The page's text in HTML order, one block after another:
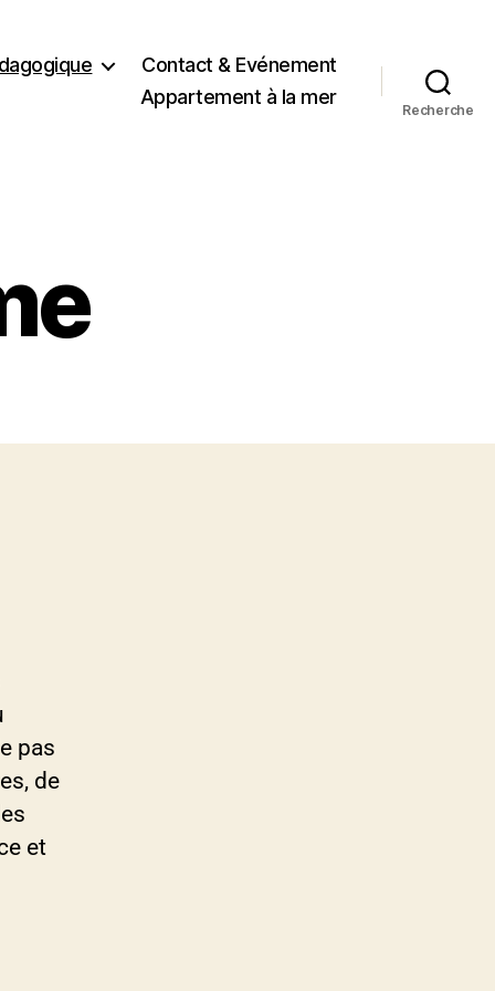
Contact & Evénement
Appartement à la mer
Recherche
pas
de
et